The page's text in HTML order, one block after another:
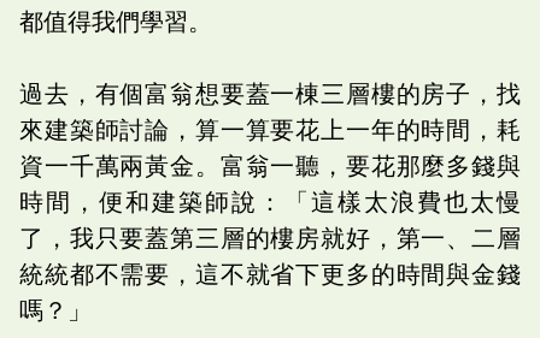
都值得我們學習。
過去，有個富翁想要蓋一棟三層樓的房子，找
來建築師討論，算一算要花上一年的時間，耗
資一千萬兩黃金。富翁一聽，要花那麼多錢與
時間，便和建築師說：「這樣太浪費也太慢
了，我只要蓋第三層的樓房就好，第一、二層
統統都不需要，這不就省下更多的時間與金錢
嗎？」